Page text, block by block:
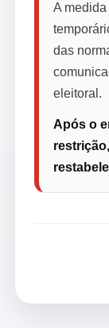
A
das
eleitoral.
Após o